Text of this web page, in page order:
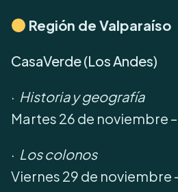
Región de Valparaíso
CasaVerde (Los Andes)
· Historia y geografía
Martes 26 de noviembre –
· Los colonos
Viernes 29 de noviembre